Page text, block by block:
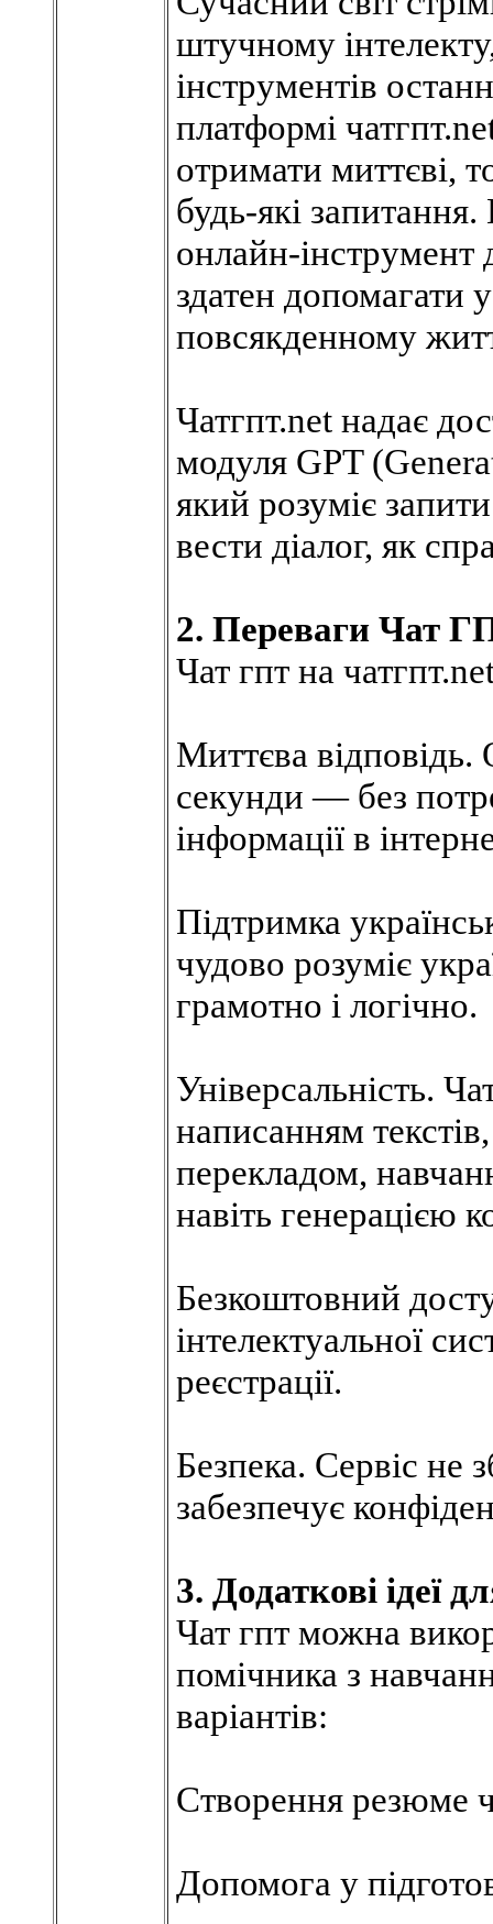
штучному
інструментів
платформі
отримати миттєві,
будь-які
онлайн-
здатен допомагати
повсякденному
Чатгпт.net надає
модуля GPT
який розуміє
вести діалог, як
2. Переваги Чат
Чат гпт на
Миттєва відповідь.
секунди — без
інформації в
Підтримка
чудово розуміє
грамотно і логічно.
Універсальність.
написанням
перекладом,
навіть генерацією
Безкоштовний
інтелектуальної
реєстрації.
Безпека. Сервіс не
забезпечує
3. Додаткові ідеї
Чат гпт можна
помічника з
варіантів:
Створення резюме
Допомога у